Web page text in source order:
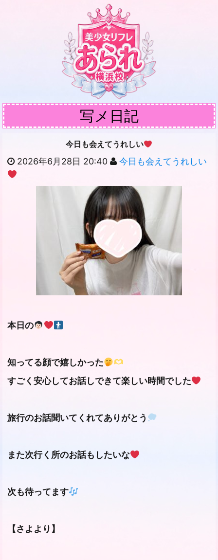
写メ日記
今日も会えてうれしい
2026年6月28日 20:40 今日も会えてうれしい
本日の
知ってる顔で嬉しかった
すごく安心してお話しできて楽しい時間でした
旅行のお話聞いてくれてありがとう
また次行く所のお話もしたいな
次も待ってます
【さよより】